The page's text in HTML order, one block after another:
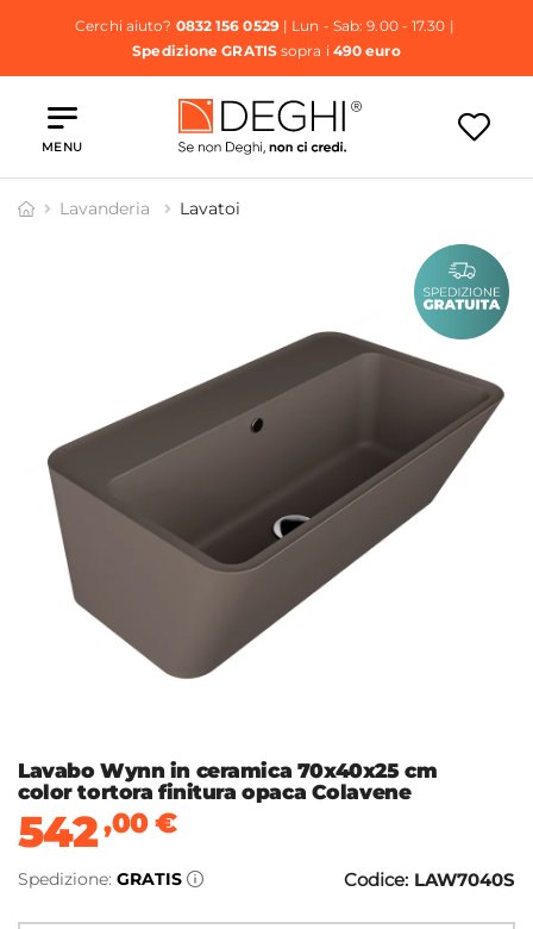
Cerchi aiuto? 0832 156 0529| Lun - Sab: 9.00 - 17.30 |
Spedizione GRATISsopra i 490 euro
MENU
Lavanderia Lavatoi
Lavabo Wynn in ceramica 70x40x25 cm
color tortora finitura opaca Colavene
542,00€
Spedizione: GRATIS Codice: LAW7040S